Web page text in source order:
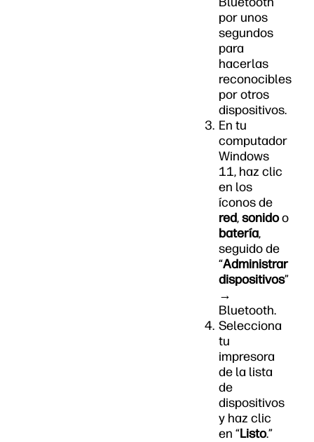
por unos
segundos
para
hacerlas
reconocibles
por otros
dispositivos.
En tu
computador
Windows
11, haz clic
en los
íconos de
red,sonidoo
batería,
seguido de
“Administrar
dispositivos”
→
Bluetooth.
Selecciona
tu
impresora
de la lista
de
dispositivos
y haz clic
en “Listo.”